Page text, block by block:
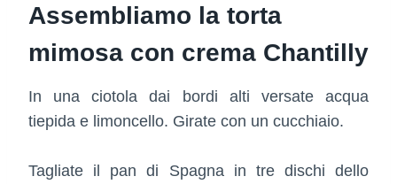
Assembliamo la torta
mimosa con crema Chantilly
In una ciotola dai bordi alti versate acqua
tiepida e limoncello. Girate con un cucchiaio.
Tagliate il pan di Spagna in tre dischi dello